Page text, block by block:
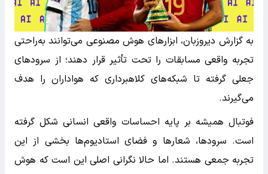
به گزارش دیروزبان، ابزارهای هوش مصنوعی می‌توانند به‌راحتی
تجربه واقعی مسابقات را تحت تأثیر قرار دهند؛ از سرودهای
جعلی گرفته تا شبکه‌های کلاهبرداری که هواداران را هدف
می‌گیرند.
فوتبال همیشه بر پایه احساسات واقعی انسانی شکل گرفته
است. سرودها، شعارها و فضای استادیوم‌ها بخشی از این
تجربه جمعی هستند. اما حالا نگرانی اصلی این است که هوش